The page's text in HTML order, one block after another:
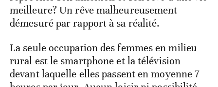
meilleure? Un rêve malheureusement
démesuré par rapport à sa réalité.
La seule occupation des femmes en milieu
rural est le smartphone et la télévision
devant laquelle elles passent en moyenne 7